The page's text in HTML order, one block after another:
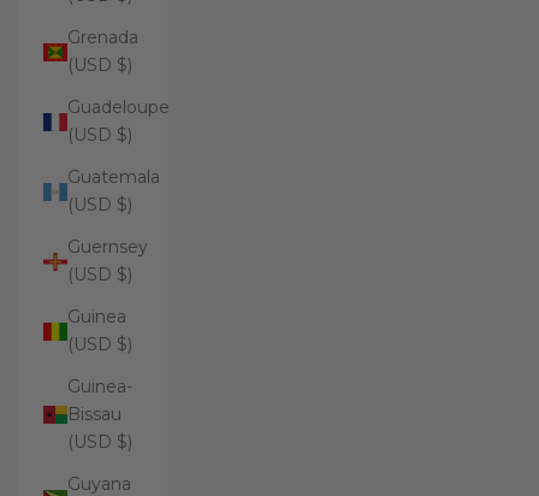
Grenada
(USD $)
Guadeloupe
(USD $)
Guatemala
(USD $)
Guernsey
(USD $)
Guinea
(USD $)
Guinea-
Bissau
(USD $)
Guyana